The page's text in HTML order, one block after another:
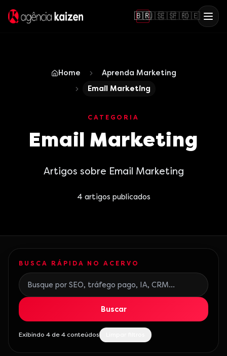
🇧🇷🇺🇸🇪🇸🇫🇷🇩🇪
Home
Aprenda Marketing
Email Marketing
CATEGORIA
Email Marketing
Artigos sobre Email Marketing
4 artigos publicados
BUSCA RÁPIDA NO ACERVO
Buscar posts do blog
Buscar
Exibindo 4 de 4 conteúdos